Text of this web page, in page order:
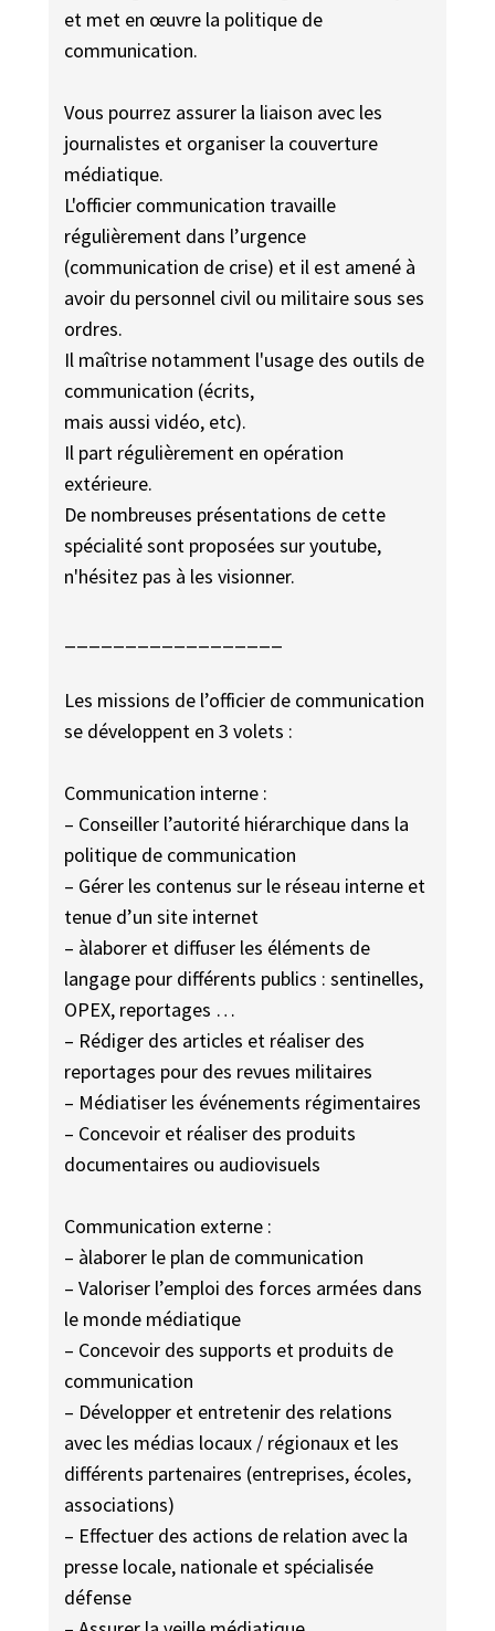
et met en œuvre la politique de
communication.
Vous pourrez assurer la liaison avec les
journalistes et organiser la couverture
médiatique.
L'officier communication travaille
régulièrement dans l’urgence
(communication de crise) et il est amené à
avoir du personnel civil ou militaire sous ses
ordres.
Il maîtrise notamment l'usage des outils de
communication (écrits,
mais aussi vidéo, etc).
Il part régulièrement en opération
extérieure.
De nombreuses présentations de cette
spécialité sont proposées sur youtube,
n'hésitez pas à les visionner.
Les missions de l’officier de communication
se développent en 3 volets :
Communication interne :
– Conseiller l’autorité hiérarchique dans la
politique de communication
– Gérer les contenus sur le réseau interne et
tenue d’un site internet
– àlaborer et diffuser les éléments de
langage pour différents publics : sentinelles,
OPEX, reportages …
– Rédiger des articles et réaliser des
reportages pour des revues militaires
– Médiatiser les événements régimentaires
– Concevoir et réaliser des produits
documentaires ou audiovisuels
Communication externe :
– àlaborer le plan de communication
– Valoriser l’emploi des forces armées dans
le monde médiatique
– Concevoir des supports et produits de
communication
– Développer et entretenir des relations
avec les médias locaux / régionaux et les
différents partenaires (entreprises, écoles,
associations)
– Effectuer des actions de relation avec la
presse locale, nationale et spécialisée
défense